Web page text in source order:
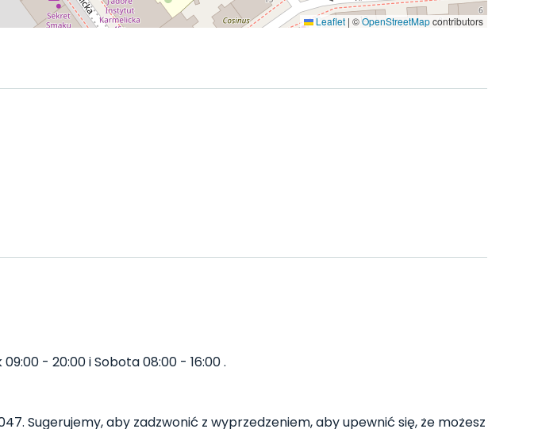
Leaflet | ©OpenStreetMapcontributors
- 20:00 i Sobota 08:00 - 16:00 .
Sugerujemy, aby zadzwonić z wyprzedzeniem, aby upewnić się, że możesz